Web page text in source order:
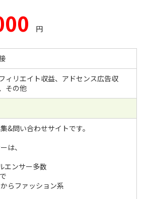
円
ィリエイト収益、アドセンス広告収
その他
&問い合わせサイトです。
は、
エンサー多数
らファッション系